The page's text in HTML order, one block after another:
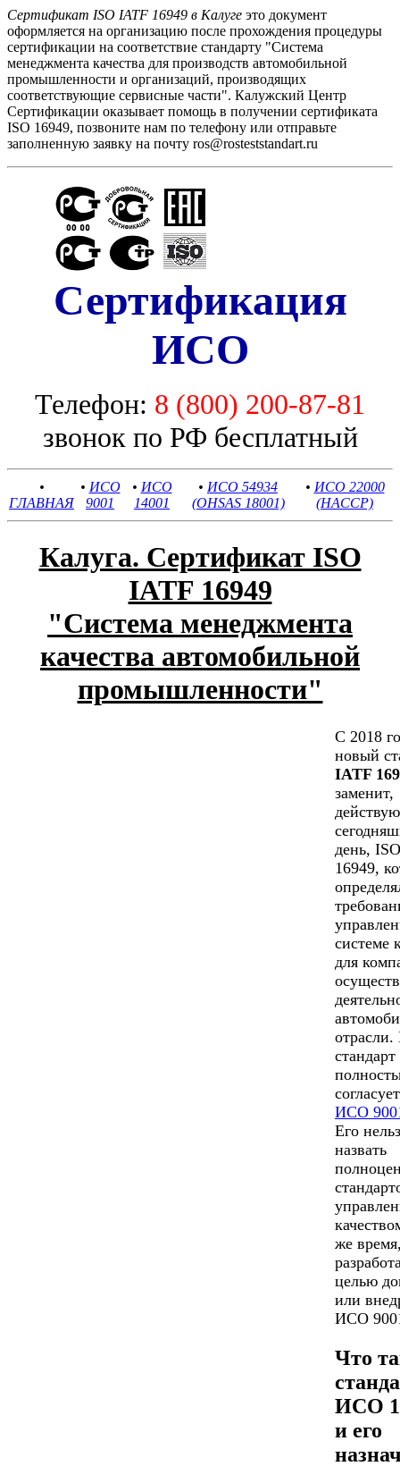
Сертификат ISO IATF 16949 в Калуге это документ
оформляется на организацию после прохождения процедуры
сертификации на соответствие стандарту "Cистема
менеджмента качества для производств автомобильной
промышленности и организаций, производящих
соответствующие сервисные части". Калужский Центр
Сертификации оказывает помощь в получении сертификата
ISO 16949, позвоните нам по телефону или отправьте
заполненную заявку на почту ros@rosteststandart.ru
Сертификация
ИСО
Телефон: 8 (800) 200-87-81
звонок по РФ бесплатный
•
ГЛАВНАЯ
• ИСО
9001
• ИСО
14001
• ИСО 54934
(OHSAS 18001)
• ИСО 22000
(HACCP)
Калуга. Сертификат ISO
IATF 16949
"Cистема менеджмента
качества автомобильной
промышленности"
С 2018
новый
IATF
заменит,
день,
16949,
системе
для
стандарт
ИСО
Его
назвать
же
целью
или
ИСО
Что
ИСО
и его